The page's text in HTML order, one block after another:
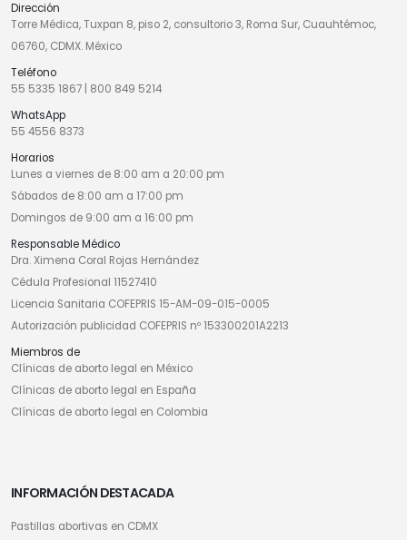
Dirección
Torre Médica, Tuxpan 8, piso 2, consultorio 3, Roma Sur, Cuauhtémoc,
06760, CDMX. México
Teléfono
55 5335 1867
800 849 5214
WhatsApp
55 4556 8373
Horarios
Lunes a viernes de 8:00 am a 20:00 pm
Sábados de 8:00 am a 17:00 pm
Domingos de 9:00 am a 16:00 pm
Responsable Médico
Dra. Ximena Coral Rojas Hernández
Cédula Profesional 11527410
Licencia Sanitaria COFEPRIS 15-AM-09-015-0005
Autorización publicidad COFEPRIS nº 153300201A2213
Miembros de
Clínicas de aborto legal en México
Clínicas de aborto legal en España
Clínicas de aborto legal en Colombia
INFORMACIÓN DESTACADA
Pastillas abortivas en CDMX